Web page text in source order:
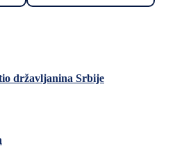
državljanina Srbije